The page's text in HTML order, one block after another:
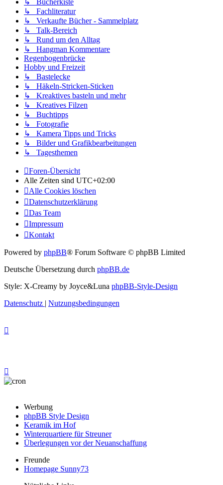
↳ Bücherkiste
↳ Fachliteratur
↳ Verkaufte Bücher - Sammelplatz
↳ Talk-Bereich
↳ Rund um den Alltag
↳ Hangman Kommentare
Regenbogenbrücke
Hobby und Freizeit
↳ Bastelecke
↳ Häkeln-Stricken-Sticken
↳ Kreaktives basteln und mehr
↳ Kreatives Filzen
↳ Buchtipps
↳ Fotografie
↳ Kamera Tipps und Tricks
↳ Bilder und Grafikbearbeitungen
↳ Tagesthemen
Foren-Übersicht
Alle Zeiten sind UTC+02:00
Alle Cookies löschen
Datenschutzerklärung
Das Team
Impressum
Kontakt
Powered by phpBB® Forum Software © phpBB Limited
Deutsche Übersetzung durch phpBB.de
Style: X-Creamy by Joyce&Luna phpBB-Style-Design
Datenschutz | Nutzungsbedingungen
Werbung
phpBB Style Design
Keramik im Hof
Winterquartiere für Streuner
Überlegungen vor der Neuanschaffung
Freunde
Homepage Sunny73